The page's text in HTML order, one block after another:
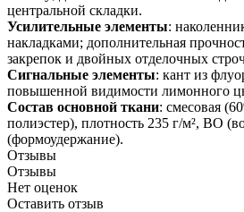
центральной складки.
Усилительные элементы:
накладками; дополнительная
закрепок и двойных отделочных
Сигнальные элементы: кант из
повышенной видимости лимонного
Состав основной ткани: смесовая
полиэстер), плотность 235 г/м², ВО
(формоудержание).
Отзывы
Отзывы
Нет оценок
Оставить отзыв